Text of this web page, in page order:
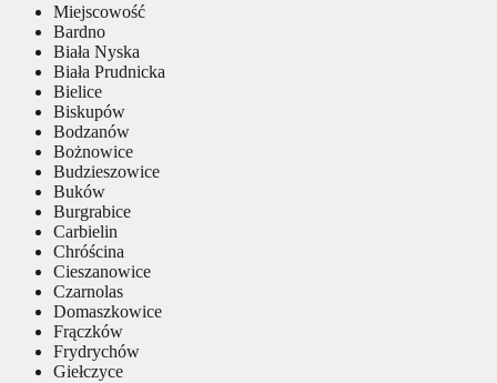
Miejscowość
Bardno
Biała Nyska
Biała Prudnicka
Bielice
Biskupów
Bodzanów
Bożnowice
Budzieszowice
Buków
Burgrabice
Carbielin
Chróścina
Cieszanowice
Czarnolas
Domaszkowice
Frączków
Frydrychów
Giełczyce